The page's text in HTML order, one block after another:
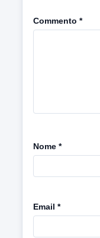
Commento *
Nome *
Email *